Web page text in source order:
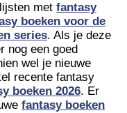
met fantasy
boeken voor de
series. Als je deze
nog een goed
wel je nieuwe
recente fantasy
boeken 2026. Er
fantasy boeken